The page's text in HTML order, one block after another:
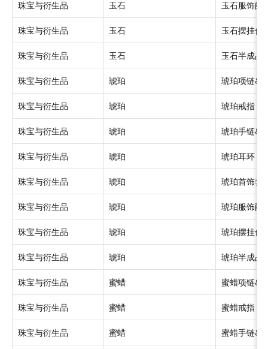
珠宝与衍生品 玉石 玉石服饰配
珠宝与衍生品 玉石 玉石摆挂件
珠宝与衍生品 玉石 玉石半成品
珠宝与衍生品 琥珀 琥珀项链&
珠宝与衍生品 琥珀 琥珀戒指
珠宝与衍生品 琥珀 琥珀手链&
珠宝与衍生品 琥珀 琥珀耳环
珠宝与衍生品 琥珀 琥珀首饰套
珠宝与衍生品 琥珀 琥珀服饰配
珠宝与衍生品 琥珀 琥珀摆挂件
珠宝与衍生品 琥珀 琥珀半成品
珠宝与衍生品 蜜蜡 蜜蜡项链&
珠宝与衍生品 蜜蜡 蜜蜡戒指
珠宝与衍生品 蜜蜡 蜜蜡手链&